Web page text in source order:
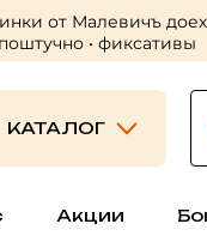
от Малевичъ
• фиксативы
КАТАЛОГ
Акции